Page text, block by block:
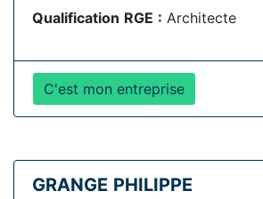
Qualification RGE : Architecte
C'est mon entreprise
GRANGE PHILIPPE